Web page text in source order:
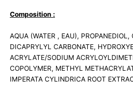
Composition :
AQUA (WATER , EAU), PROPANEDIOL,
DICAPRYLYL CARBONATE,
ACRYLATE/SODIUM
COPOLYMER, METHYL
IMPERATA CYLINDRICA ROOT